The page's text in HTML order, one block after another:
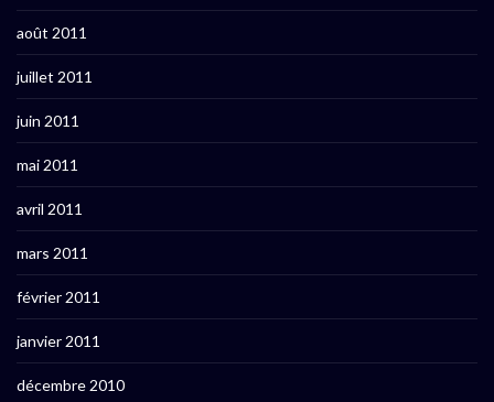
août 2011
juillet 2011
juin 2011
mai 2011
avril 2011
mars 2011
février 2011
janvier 2011
décembre 2010